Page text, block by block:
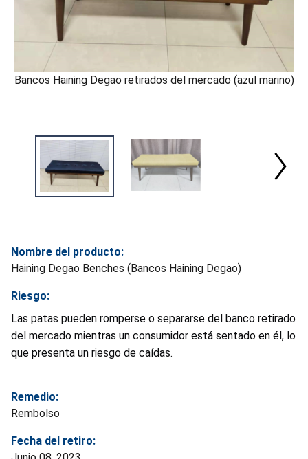
Bancos Haining Degao retirados del mercado (azul marino)
Nombre del producto:
Haining Degao Benches (Bancos Haining Degao)
Riesgo:
Las patas pueden romperse o separarse del banco retirado
del mercado mientras un consumidor está sentado en él, lo
que presenta un riesgo de caídas.
Remedio:
Rembolso
Fecha del retiro: